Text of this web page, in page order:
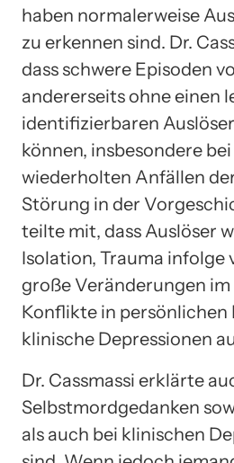
haben normalerweise
zu erkennen sind. Dr.
dass schwere Episoden
andererseits ohne einen
identifizierbaren
können, insbesondere
wiederholten Anfällen
Störung in der
teilte mit, dass Auslöser
Isolation, Trauma infolge
große Veränderungen im
Konflikte in persönlichen
klinische Depressionen
Dr. Cassmassi erklärte
Selbstmordgedanken
als auch bei klinischen